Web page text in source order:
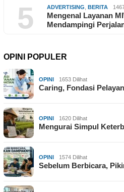
5 ADVERTISING BERITA
Mengenal Layanan
Mendampingi
OPINI POPULER
OPINI 1653 Dilihat
Caring, Fondasi
OPINI 1620 Dilihat
Mengurai Simpul
OPINI 1574 Dilihat
Sebelum Berbicara,